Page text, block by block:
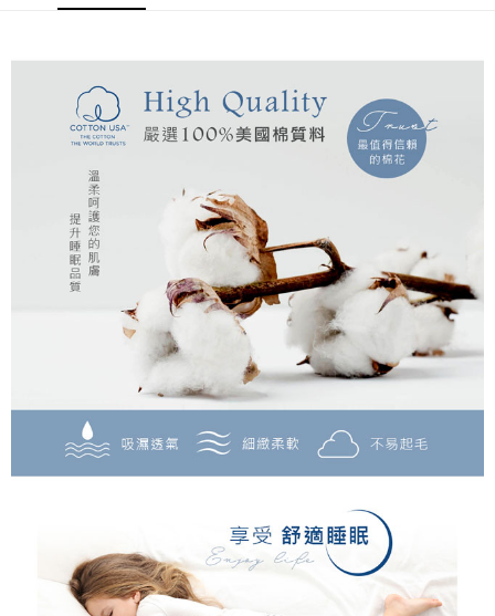
３．收到繳費通知簡訊後14天內，點擊此簡訊中的連結，可透過四大超商／
後付繳納相關費用。
※ 交易是否成功請以「AFTEE先享後付 」之結帳頁面顯示為準，若有關於
是否繳費成功／繳費後需取消欲退款等相關疑問，請聯繫「AFTEE先享後付
客戶支援中心」https://netprotections.freshdesk.com/support/home
【注意事項】
１．透過由恩沛科技股份有限公司提供之「AFTEE先享後付」服務完成之交
易，需依本服務之必要範圍內提供個人資料，並將交易相關給付款項請求債
權轉讓予恩沛科技股份有限公司。
２．關於個人資料處理事宜，請瀏覽以下網址：
https://aftee.tw/terms/#terms3
３．未成年的使用者請事先徵得法定代理人或監護人之同意方可使用
「AFTEE先享後付」，若未經同意申辦者引起之損失，本公司不負相關責
４．使用「AFTEE先享後付」時，將依據個別帳號之用戶狀況，依本公司即
時審查核予不同之上限額度；若仍有額度不足之情形，本公司將視審查結果
請求用戶進行身份認證。
５．嚴禁一人註冊多個帳號或使用他人資訊註冊。若發現惡意使用之情形，
恩沛科技股份有限公司將有權停止該用戶之使用額度並採取法律行動。
付款後7-11取貨
每筆NT$60，滿NT$499(含以上)免運費
每筆NT$100，滿NT$499(含以上)免運費
離島宅配
每筆NT$100，滿NT$499(含以上)免運費